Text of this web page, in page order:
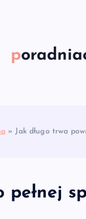
» Jak długo trwa